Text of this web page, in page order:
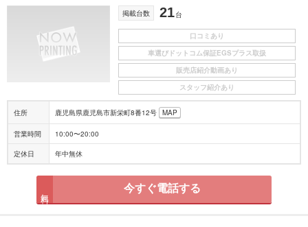
掲載台数 21台
口コミあり
車選びドットコム保証EGSプラス取扱
販売店紹介動画あり
スタッフ紹介あり
住所 鹿児島県鹿児島市新栄町8番12号 MAP
営業時間 10:00〜20:00
定休日 年中無休
今すぐ電話する